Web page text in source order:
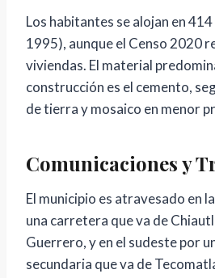
Los habitantes se alojan en
1995), aunque el Censo 2020
viviendas. El material
construcción es el cemento,
de tierra y mosaico en menor
Comunicaciones y
El municipio es atravesado en
una carretera que va de
Guerrero, y en el sudeste por
secundaria que va de